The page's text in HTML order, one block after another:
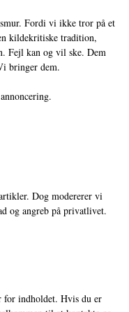
Fordi vi ikke tror på et
kildekritiske tradition,
Fejl kan og vil ske. Dem
bringer dem.
Dog modererer vi
og angreb på privatlivet.
for indholdet. Hvis du er